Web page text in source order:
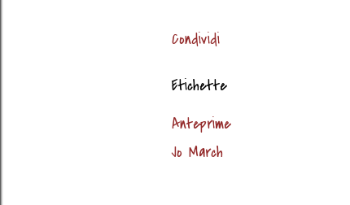
Condividi
Etichette
Anteprime
Jo March